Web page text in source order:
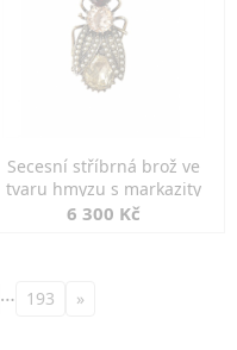
Secesní stříbrná brož ve
tvaru hmyzu s markazity
6 300 Kč
… 193 »